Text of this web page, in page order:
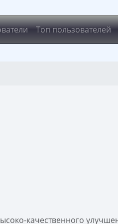
Топ пользователей
качественного